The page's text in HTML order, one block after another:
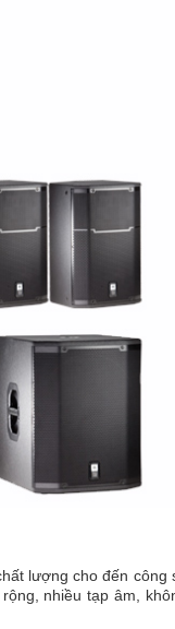
lượng cho đến công
nhiều tạp âm,